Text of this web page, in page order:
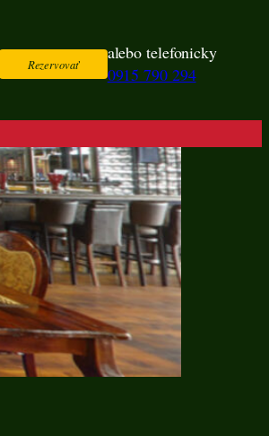
Rezervovať
alebo telefonicky
0915 790 294